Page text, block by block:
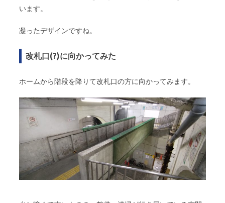
います。
凝ったデザインですね。
改札口(?)に向かってみた
ホームから階段を降りて改札口の方に向かってみます。